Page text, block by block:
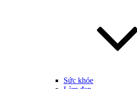
Sức khỏe